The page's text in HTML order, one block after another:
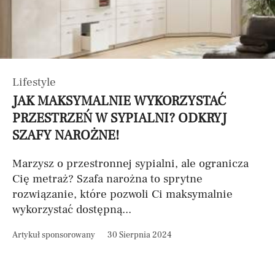
Lifestyle
JAK MAKSYMALNIE WYKORZYSTAĆ
PRZESTRZEŃ W SYPIALNI? ODKRYJ
SZAFY NAROŻNE!
Marzysz o przestronnej sypialni, ale ogranicza
Cię metraż? Szafa narożna to sprytne
rozwiązanie, które pozwoli Ci maksymalnie
wykorzystać dostępną...
Artykuł sponsorowany 30 Sierpnia 2024